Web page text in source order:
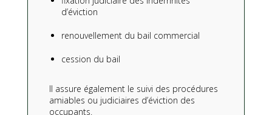
d’éviction
renouvellement du bail commercial
cession du bail
Il assure également le suivi des procédures
amiables ou judiciaires d’éviction des
occupants.